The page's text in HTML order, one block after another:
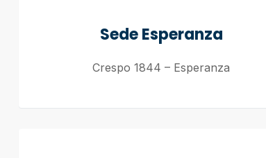
Sede Esperanza
Crespo 1844 – Esperanza